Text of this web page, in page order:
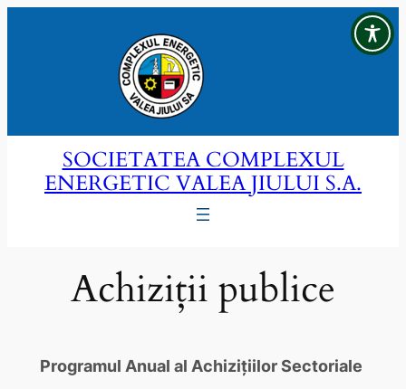
SOCIETATEA COMPLEXUL
ENERGETIC VALEA JIULUI S.A.
Achiziții publice
Programul Anual al Achizițiilor Sectoriale